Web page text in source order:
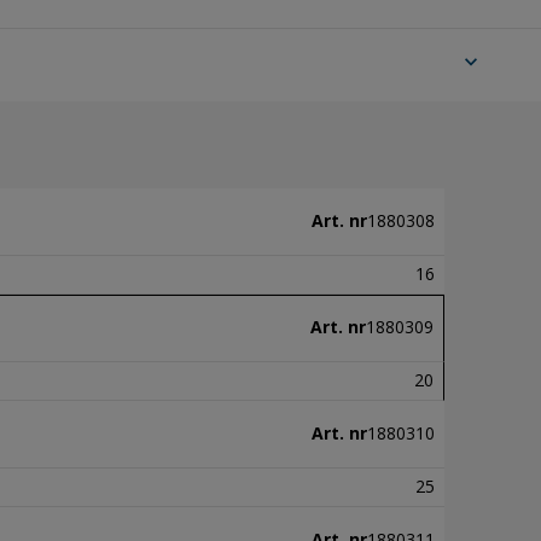
expand_more
Art. nr1880308
16
Art. nr1880309
20
Art. nr1880310
25